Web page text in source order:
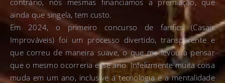
ainda que singela, tem custo.
Em 2024, o primeiro concurso de fanfics (Casais
Improváveis) foi um processo divertido, transparente e
que correu de maneira suave, o que me levou a pensar
que o mesmo ocorreria esse ano. Infelizmente muita coisa
muda em um ano, inclusive a tecnologia e a mentalidade